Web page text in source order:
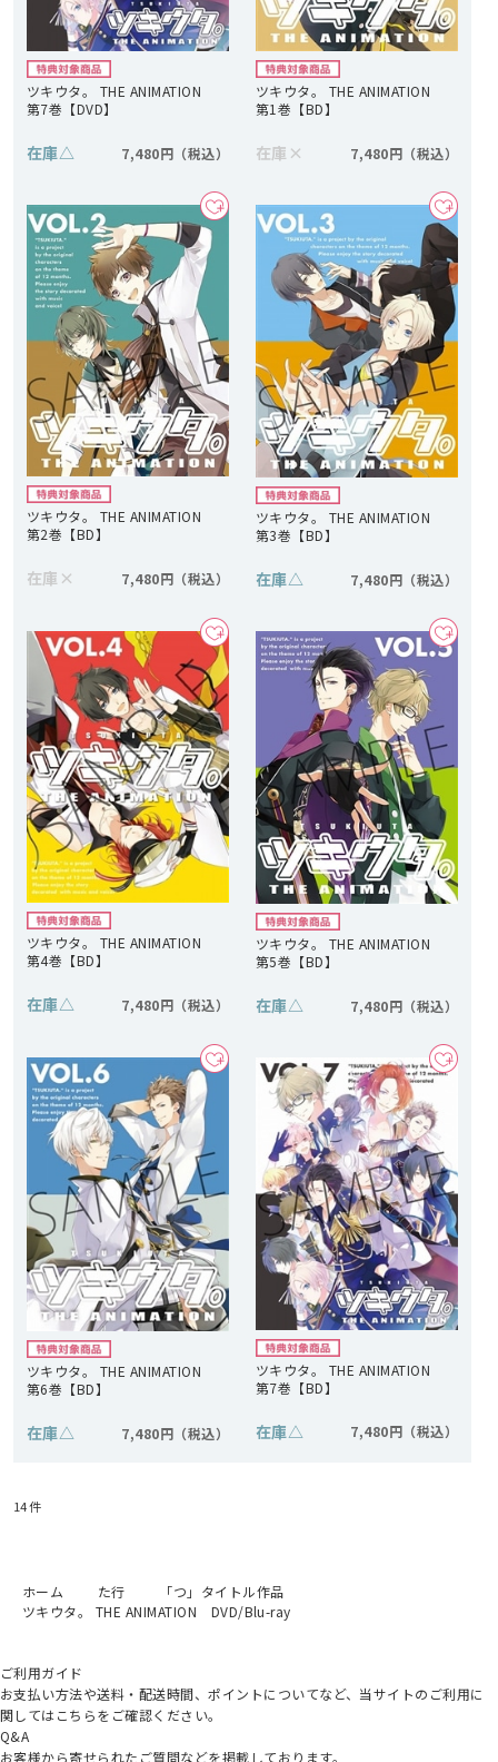
ツキウタ。 THE ANIMATION
第7巻【DVD】
在庫△ 7,480円
ツキウタ。 THE ANIMATION
第1巻【BD】
在庫 × 7,480円
ツキウタ。 THE ANIMATION
第2巻【BD】
在庫 × 7,480円
ツキウタ。 THE ANIMATION
第3巻【BD】
在庫△ 7,480円
ツキウタ。 THE ANIMATION
第4巻【BD】
在庫△ 7,480円
ツキウタ。 THE ANIMATION
第5巻【BD】
在庫△ 7,480円
ツキウタ。 THE ANIMATION
第6巻【BD】
在庫△ 7,480円
ツキウタ。 THE ANIMATION
第7巻【BD】
在庫△ 7,480円
14件
ホーム た行
「つ」タイトル作品
ツキウタ。 THE ANIMATION DVD/Blu-ray
ご利用ガイド
お支払い方法や送料・配送時間、ポイントについてなど、当サイトのご利用に
関してはこちらをご確認ください。
Q&A
お客様から寄せられたご質問などを掲載しております。